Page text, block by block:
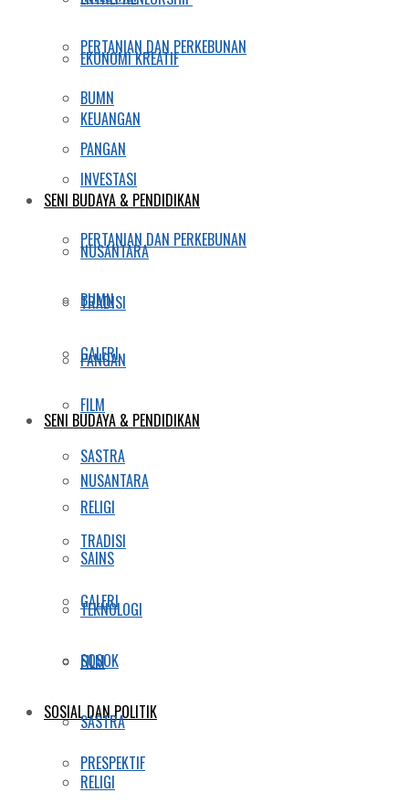
PERTANIAN DAN PERKEBUNAN
BUMN
PANGAN
SENI BUDAYA & PENDIDIKAN
NUSANTARA
TRADISI
GALERI
FILM
SASTRA
RELIGI
SAINS
TEKNOLOGI
SOSOK
SOSIAL DAN POLITIK
PRESPEKTIF
EKONOMI KREATIF
KEUANGAN
INVESTASI
PERTANIAN DAN PERKEBUNAN
BUMN
PANGAN
SENI BUDAYA & PENDIDIKAN
NUSANTARA
TRADISI
GALERI
FILM
SASTRA
RELIGI